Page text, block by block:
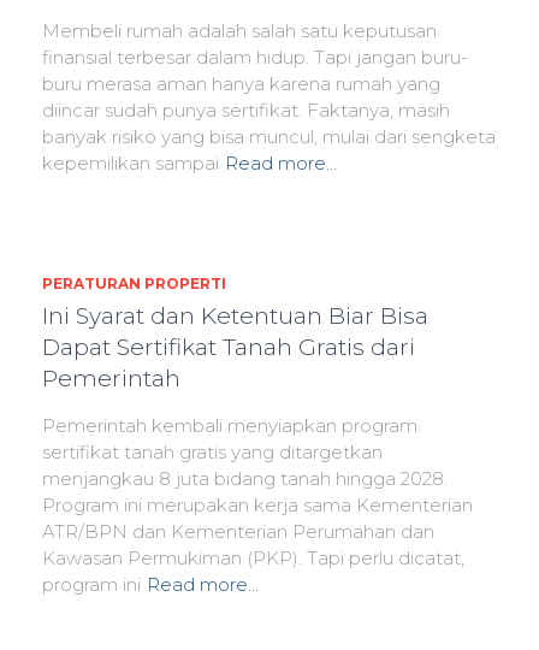
Membeli rumah adalah salah satu keputusan
finansial terbesar dalam hidup. Tapi jangan buru-
buru merasa aman hanya karena rumah yang
diincar sudah punya sertifikat. Faktanya, masih
banyak risiko yang bisa muncul, mulai dari sengketa
kepemilikan sampai Read more…
PERATURAN PROPERTI
Ini Syarat dan Ketentuan Biar Bisa
Dapat Sertifikat Tanah Gratis dari
Pemerintah
Pemerintah kembali menyiapkan program
sertifikat tanah gratis yang ditargetkan
menjangkau 8 juta bidang tanah hingga 2028.
Program ini merupakan kerja sama Kementerian
ATR/BPN dan Kementerian Perumahan dan
Kawasan Permukiman (PKP). Tapi perlu dicatat,
program ini Read more…